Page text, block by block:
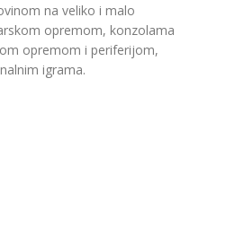
na veliko i malo
opremom, konzolama
opremom i periferijom,
igrama.